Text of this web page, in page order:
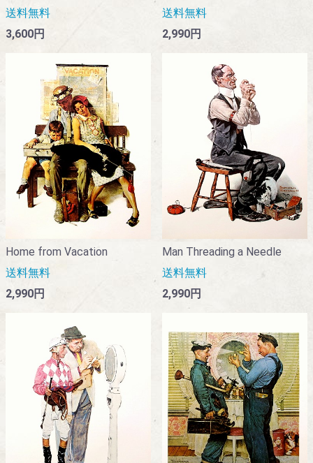
送料無料
3,600円
送料無料
2,990円
Home from Vacation
送料無料
2,990円
Man Threading a Needle
送料無料
2,990円